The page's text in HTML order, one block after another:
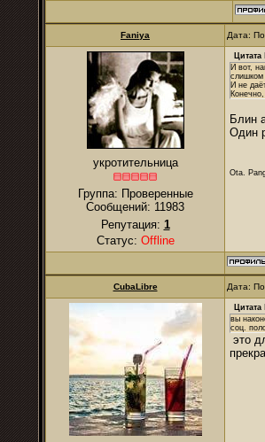
Faniya Дата:
укротительница
Группа: Проверенные
Сообщений: 11983
Репутация: 1
Статус: Offline
Цитата
И вот,
И не
Блин
Один
Ota.
CubaLibre Дата:
Цитата
вы
соц.
это